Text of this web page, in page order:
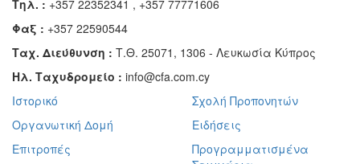
Τηλ. : +357 22352341 , +357 77771606
Φαξ : +357 22590544
Ταχ. Διεύθυνση : Τ.Θ. 25071, 1306 - Λευκωσία Κύπρος
Ηλ. Ταχυδρομείο : info@cfa.com.cy
Ιστορικό
Οργανωτική Δομή
Επιτροπές
Σχολή Προπονητών
Ειδήσεις
Προγραμματισμένα